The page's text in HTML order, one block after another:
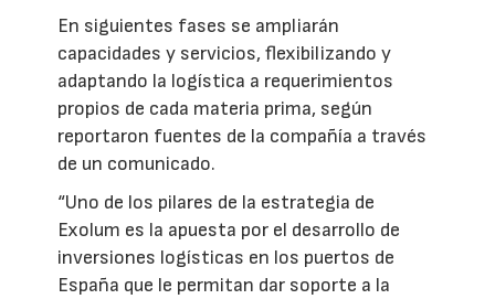
En siguientes fases se ampliarán
capacidades y servicios, flexibilizando y
adaptando la logística a requerimientos
propios de cada materia prima, según
reportaron fuentes de la compañía a través
de un comunicado.
“Uno de los pilares de la estrategia de
Exolum es la apuesta por el desarrollo de
inversiones logísticas en los puertos de
España que le permitan dar soporte a la